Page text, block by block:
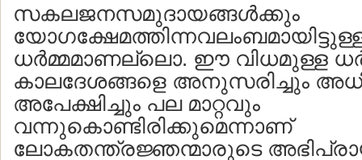
സകലജനസമുദായങ്ങള്‍ക്കും
ധര്‍മ്മമാണല്ലൊ. ഈ വിധമുള്ള
കാലദേശങ്ങളെ അനുസരിച്ചും
അപേക്ഷിച്ചും പല മാറ്റവും
വന്നുകൊണ്ടിരിക്കുമെന്നാണ്
ലോകതന്ത്രജ്ഞന്മാരുടെ